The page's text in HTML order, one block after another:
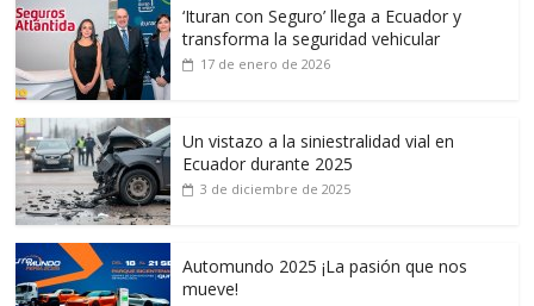
‘Ituran con Seguro’ llega a Ecuador y
transforma la seguridad vehicular
17 de enero de 2026
Un vistazo a la siniestralidad vial en
Ecuador durante 2025
3 de diciembre de 2025
Automundo 2025 ¡La pasión que nos
mueve!